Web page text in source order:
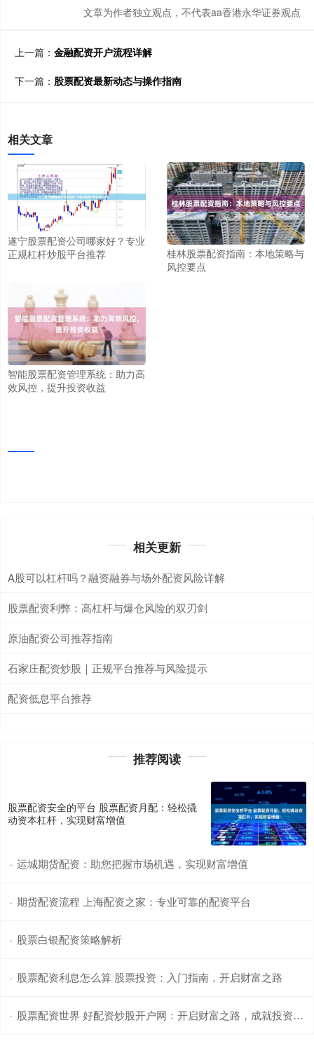
文章为作者独立观点，不代表aa香港永华证券观点
上一篇： 金融配资开户流程详解
下一篇： 股票配资最新动态与操作指南
相关文章
遂宁股票配资公司哪家好？专业
正规杠杆炒股平台推荐
桂林股票配资指南：本地策略与
风控要点
智能股票配资管理系统：助力高
效风控，提升投资收益
相关更新
A股可以杠杆吗？融资融券与场外配资风险详解
股票配资利弊：高杠杆与爆仓风险的双刃剑
原油配资公司推荐指南
石家庄配资炒股｜正规平台推荐与风险提示
配资低息平台推荐
推荐阅读
股票配资安全的平台 股票配资月配：轻松撬
动资本杠杆，实现财富增值
· 运城期货配资：助您把握市场机遇，实现财富增值
· 期货配资流程 上海配资之家：专业可靠的配资平台
· 股票白银配资策略解析
· 股票配资利息怎么算 股票投资：入门指南，开启财富之路
· 股票配资世界 好配资炒股开户网：开启财富之路，成就投资梦想